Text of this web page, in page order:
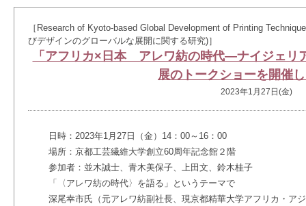
［Research of Kyoto-based Global Development of Printing
びデザインのグローバルな展開に関する研究)］
「アフリカ×日本 アレワ紡の時代―ナイジェリ
展のトークショーを開催
2023年1月27日(金)
日時：2023年1月27日（金）14：00～16：00
場所：京都工芸繊維大学創立60周年記念館２階
参加者：並木誠士、青木美保子、上田文、鈴木桂子
「〈アレワ紡の時代〉を語る」というテーマで
深尾幸市氏（元アレワ紡副社長、現京都精華大学アフリカ・ア